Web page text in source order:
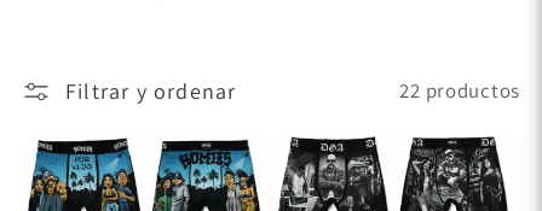
ó
Filtrar y ordenar 22 productos